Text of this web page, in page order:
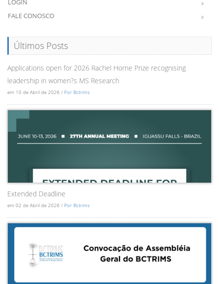
LOGIN
FALE CONOSCO
Últimos Posts
Applications open for 2026 Rachel Horne Prize recognising
leadership in women?s MS Research
em 10 de Abril de 2026 / Por Bctrims
Extended Deadline
em 02 de Abril de 2026 / Por Bctrims